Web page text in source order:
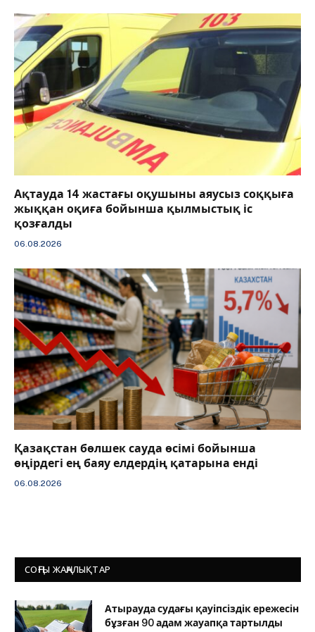
Ақтауда 14 жастағы оқушыны аяусыз соққыға
жыққан оқиға бойынша қылмыстық іс
қозғалды
06.08.2026
Қазақстан бөлшек сауда өсімі бойынша
өңірдегі ең баяу елдердің қатарына енді
06.08.2026
СОҢҒЫ ЖАҢАЛЫҚТАР
Атырауда судағы қауіпсіздік ережесін
бұзған 90 адам жауапқа тартылды